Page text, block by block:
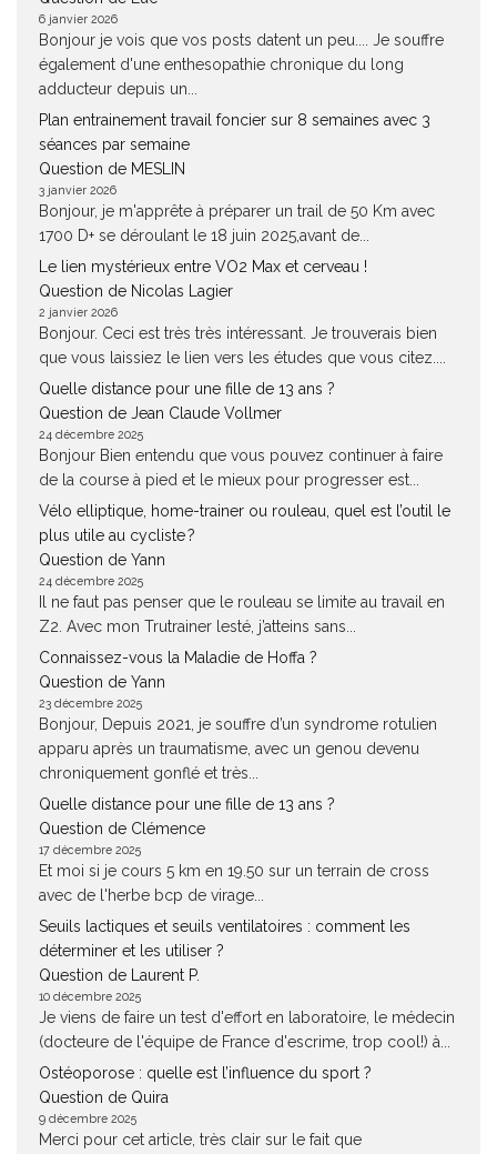
6 janvier 2026
Bonjour je vois que vos posts datent un peu.... Je souffre
également d'une enthesopathie chronique du long
adducteur depuis un...
Plan entrainement travail foncier sur 8 semaines avec 3
séances par semaine
Question de MESLIN
3 janvier 2026
Bonjour, je m'apprête à préparer un trail de 50 Km avec
1700 D+ se déroulant le 18 juin 2025,avant de...
Le lien mystérieux entre VO2 Max et cerveau !
Question de Nicolas Lagier
2 janvier 2026
Bonjour. Ceci est très très intéressant. Je trouverais bien
que vous laissiez le lien vers les études que vous citez....
Quelle distance pour une fille de 13 ans ?
Question de Jean Claude Vollmer
24 décembre 2025
Bonjour Bien entendu que vous pouvez continuer à faire
de la course à pied et le mieux pour progresser est...
Vélo elliptique, home-trainer ou rouleau, quel est l’outil le
plus utile au cycliste ?
Question de Yann
24 décembre 2025
Il ne faut pas penser que le rouleau se limite au travail en
Z2. Avec mon Trutrainer lesté, j’atteins sans...
Connaissez-vous la Maladie de Hoffa ?
Question de Yann
23 décembre 2025
Bonjour, Depuis 2021, je souffre d’un syndrome rotulien
apparu après un traumatisme, avec un genou devenu
chroniquement gonflé et très...
Quelle distance pour une fille de 13 ans ?
Question de Clémence
17 décembre 2025
Et moi si je cours 5 km en 19.50 sur un terrain de cross
avec de l'herbe bcp de virage...
Seuils lactiques et seuils ventilatoires : comment les
déterminer et les utiliser ?
Question de Laurent P.
10 décembre 2025
Je viens de faire un test d'effort en laboratoire, le médecin
(docteure de l'équipe de France d'escrime, trop cool!) à...
Ostéoporose : quelle est l’influence du sport ?
Question de Quira
9 décembre 2025
Merci pour cet article, très clair sur le fait que